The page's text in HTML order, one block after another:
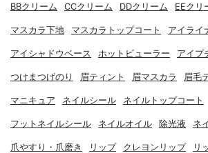
BBクリーム CCクリーム DDクリーム EEクリ
マスカラ下地 マスカラトップコート アイライ
アイシャドウベース ホットビューラー アイプ
つけまつげのり 眉ティント 眉マスカラ 眉毛
マニキュア ネイルシール ネイルトップコート
フットネイルシール ネイルオイル 除光液 ネ
爪やすり・爪磨き リップ クレヨンリップ リ